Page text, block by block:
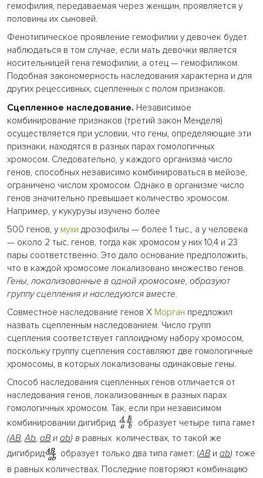
гемофилия, передаваемая через женщин, проявляется у
половины их сыновей.
Фенотипическое проявление гемофилии у девочек будет
наблюдаться в том случае, если мать девочки является
носительницей гена гемофилии, а отец — гемофиликом.
Подобная закономерность наследования характерна и для
других рецессивных, сцепленных с полом признаков.
Сцепленное наследование. Независимое
комбинирование признаков (третий закон Менделя)
осуществляется при условии, что гены, определяющие эти
признаки, находятся в разных парах гомологичных
хромосом. Следовательно, у каждого организма число
генов, способных независимо комбинироваться в мейозе,
ограничено числом хромосом. Однако в организме число
генов значительно превышает количество хромосом.
Например, у кукурузы изучено более
500 генов, у мухи дрозофилы — более 1 тыс., а у человека
— около 2 тыс. генов, тогда как хромосом у них 10,4 и 23
пары соответственно. Это дало основание предположить,
что в каждой хромосоме локализовано множество генов.
Гены, локализованные в одной хромосоме, образуют
группу сцепления и наследуются вместе.
Совместное наследование генов X Морган предложил
назвать сцепленным наследованием. Число групп
сцепления соответствует гаплоидному набору хромосом,
поскольку группу сцепления составляют две гомологичные
хромосомы, в которых локализованы одинаковые гены.
Способ наследования сцепленных генов отличается от
наследования генов, локализованных в разных парах
гомологичных хромосом. Так, если при независимом
комбинировании дигибрид
образует четыре типа гамет
(АВ,Аb, аВи аb) в равных количествах, то такой же
дигибрид
образует только два типа гамет: (АВи аb) тоже
в равных количествах. Последние повторяют комбинацию